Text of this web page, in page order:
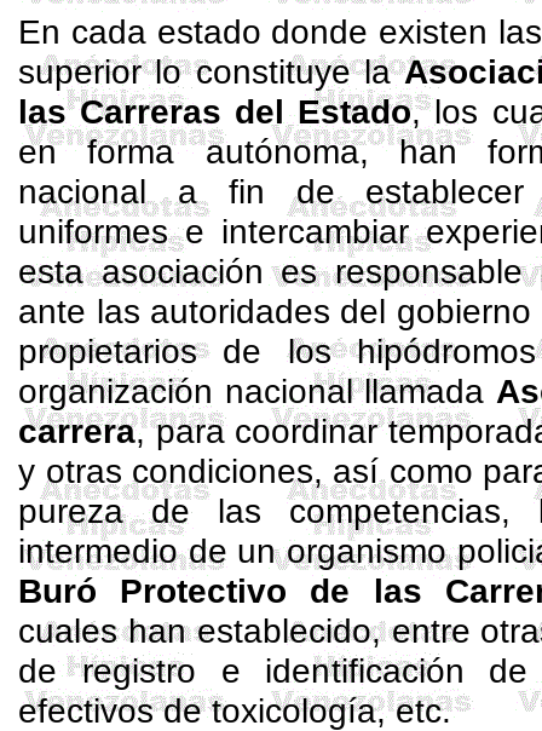
En cada estado donde existen
superior lo constituye la
las Carreras del Estado, los
en forma autónoma, han
nacional a fin de establecer
uniformes e intercambiar
esta asociación es
ante las autoridades del
propietarios de los
organización nacional llamada
carrera, para coordinar
y otras condiciones, así como
pureza de las
intermedio de un organismo
Buró Protectivo de las
cuales han establecido, entre
de registro e identificación de
efectivos de toxicología, etc.